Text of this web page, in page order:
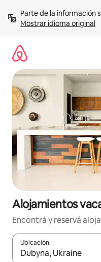
contenidoMostrar idioma original
Alojamientos
Encontrá y reservá
Ubicación
Cuando los resultados